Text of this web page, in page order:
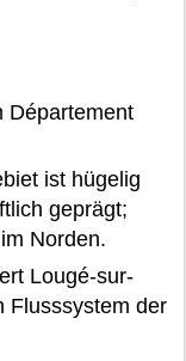
Département
ist hügelig
geprägt;
Norden.
Lougé-sur-
Flusssystem der